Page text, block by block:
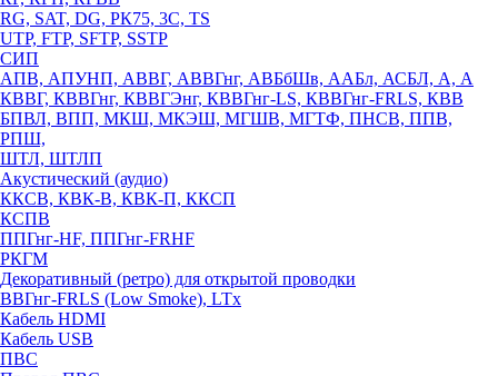
RG, SAT, DG, РК75, 3С, TS
UTP, FTP, SFTP, SSTP
СИП
АПВ, АПУНП, АВВГ, АВВГнг, АВБбШв, ААБл, АСБЛ, А, А
КВВГ, КВВГнг, КВВГЭнг, КВВГнг-LS, КВВГнг-FRLS, КВВ
БПВЛ, ВПП, МКШ, МКЭШ, МГШВ, МГТФ, ПНСВ, ППВ,
РПШ,
ШТЛ, ШТЛП
Акустический (аудио)
ККСВ, КВК-В, КВК-П, ККСП
КСПВ
ППГнг-HF, ППГнг-FRHF
РКГМ
Декоративный (ретро) для открытой проводки
ВВГнг-FRLS (Low Smoke), LTx
Кабель HDMI
Кабель USB
ПВС